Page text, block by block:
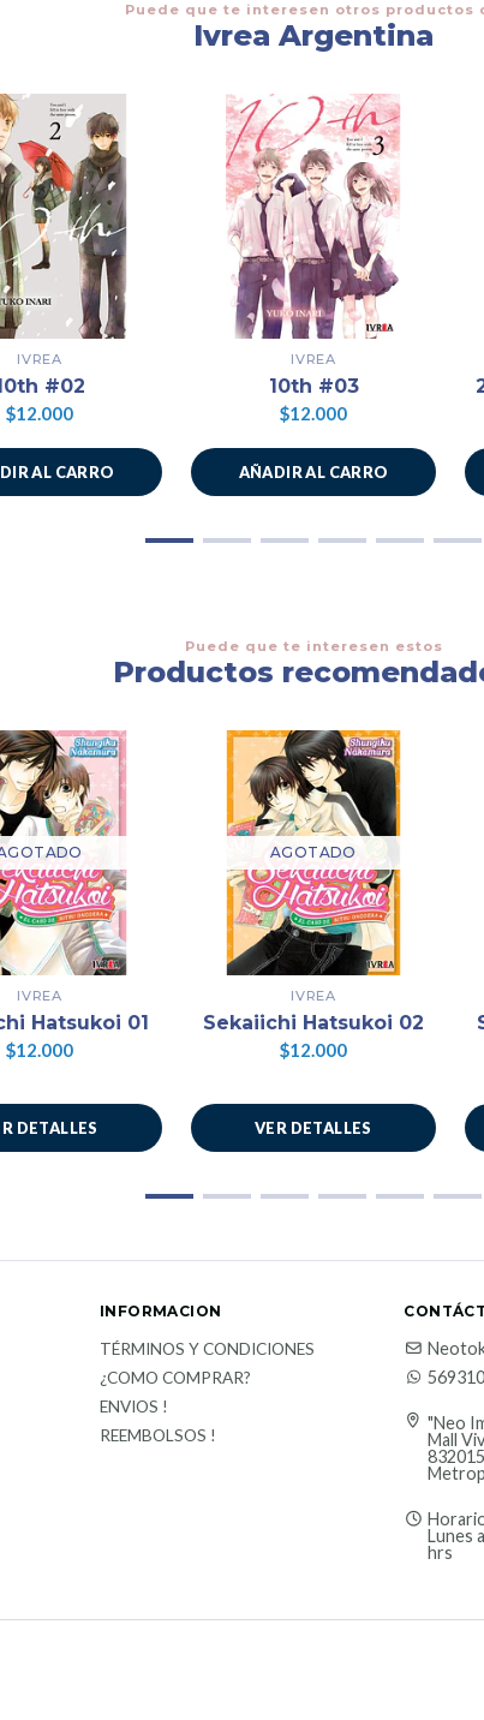
Puede que te interesen otros productos
Ivrea Argentina
IVREA
#02
$12.000
AL CARRO
IVREA
10th #03
$12.000
AÑADIR AL CARRO
Puede que te interesen estos
Productos
IVREA
Hatsukoi 01
$12.000
DETALLES
AGOTADO
IVREA
Sekaiichi Hatsukoi 02
$12.000
VER DETALLES
INFORMACION
TÉRMINOS Y CONDICIONES
¿COMO COMPRAR?
ENVIOS !
REEMBOLSOS !
"Neo
Mall
Lunes
hrs